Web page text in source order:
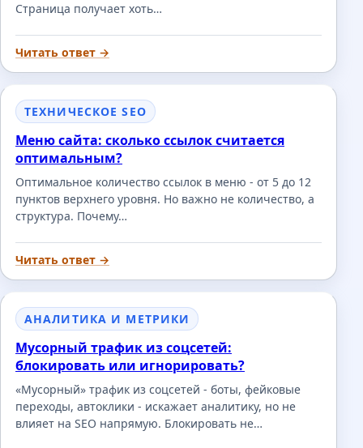
Страница получает хоть…
Читать ответ →
ТЕХНИЧЕСКОЕ SEO
Меню сайта: сколько ссылок считается
оптимальным?
Оптимальное количество ссылок в меню - от 5 до 12
пунктов верхнего уровня. Но важно не количество, а
структура. Почему…
Читать ответ →
АНАЛИТИКА И МЕТРИКИ
Мусорный трафик из соцсетей:
блокировать или игнорировать?
«Мусорный» трафик из соцсетей - боты, фейковые
переходы, автоклики - искажает аналитику, но не
влияет на SEO напрямую. Блокировать не…